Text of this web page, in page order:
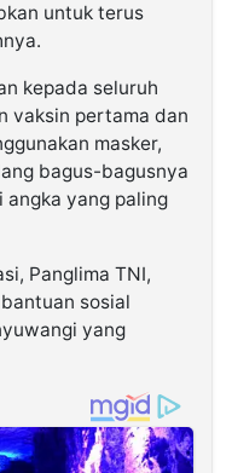
untuk terus
kepada seluruh
vaksin pertama dan
masker,
bagus-bagusnya
angka yang paling
Panglima TNI,
sosial
yang